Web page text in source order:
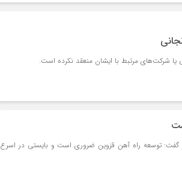
یا شرکت‌های مرتبط با ایشان منعقد نکرده است.
گفت: توسعه راه آهن قزوین ضروری است و بایستی در اسرع